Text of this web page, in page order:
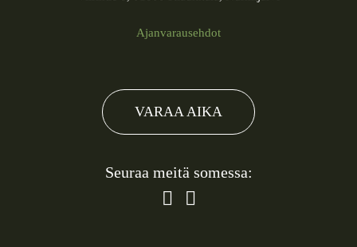
Ajanvarausehdot
VARAA AIKA
Seuraa meitä somessa: